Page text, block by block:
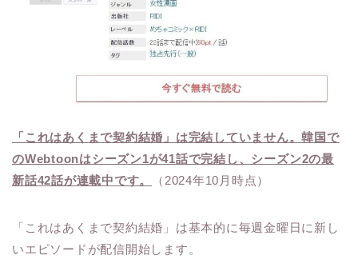
「これはあくまで契約結婚」は完結していません。韓国で
のWebtoonはシーズン1が41話で完結し、シーズン2の最
新話42話が連載中です。
（2024年10月時点）
「これはあくまで契約結婚」は基本的に毎週金曜日に新し
いエピソードが配信開始します。